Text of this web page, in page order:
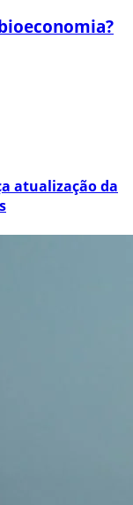
atualização da